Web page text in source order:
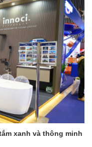
xanh và thông minh